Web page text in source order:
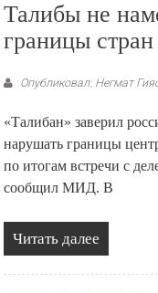
Талибы не
границы
Опубликовал: Негмат
«Талибан» заверил
нарушать границы
по итогам встречи с
сообщил МИД. В
Читать далее